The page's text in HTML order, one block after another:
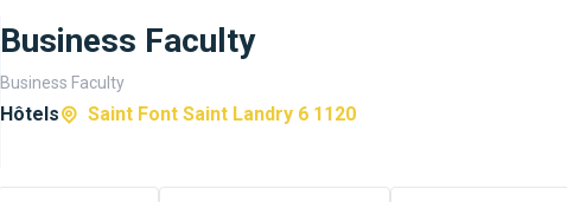
Business Faculty
Business Faculty
Hôtels Saint Font Saint Landry 6 1120